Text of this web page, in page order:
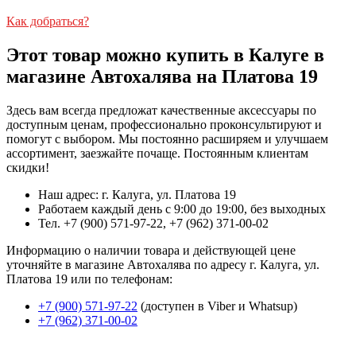
Как добраться?
Этот товар можно купить в Калуге в
магазине Автохалява на Платова 19
Здесь вам всегда предложат качественные аксессуары по
доступным ценам, профессионально проконсультируют и
помогут с выбором. Мы постоянно расширяем и улучшаем
ассортимент, заезжайте почаще. Постоянным клиентам
скидки!
Наш адрес: г. Калуга, ул. Платова 19
Работаем каждый день с 9:00 до 19:00, без выходных
Тел. +7 (900) 571-97-22, +7 (962) 371-00-02
Информацию о наличии товара и действующей цене
уточняйте в магазине Автохалява по адресу г. Калуга, ул.
Платова 19 или по телефонам:
+7 (900) 571-97-22 (доступен в Viber и Whatsup)
+7 (962) 371-00-02